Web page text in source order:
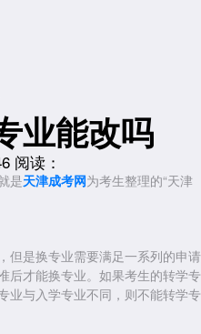
业能改吗
阅读：
是天津成考网为考生整理的“天津
但是换专业需要满足一系列的申请
后才能换专业。如果考生的转学专
业与入学专业不同，则不能转学专